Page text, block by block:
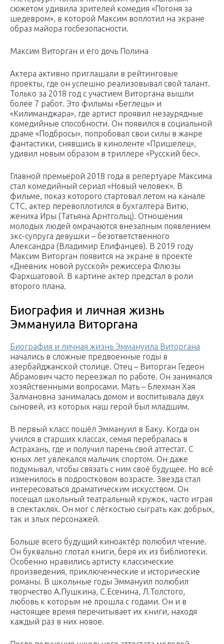
сюжетом удивила зрителей комедия «Погоня за
шедевром», в которой Максим воплотил на экране
образ майора госбезопасности.
Максим Виторган и его дочь Полина
Актера активно приглашали в рейтинговые
проекты, где он успешно реализовывал свой талант.
Только за 2018 год с участием Виторгана вышли
более 7 работ. Это фильмы «Беглецы» и
«Килиманджара», где артист проявил незаурядные
комедийные способности. Он появился в социальной
драме «Подбросы», попробовал свои силы в жанре
фантастики, снявшись в киноленте «Пришелец»,
удивил новым образом в триллере «Русский бес».
Главной премьерой 2018 года в репертуаре Максима
стал комедийный сериал «Новый человек». В
фильме, показ которого стартовал летом на канале
СТС, актер перевоплотился в бухгалтера Витю,
жениха Иры (Татьяна Арнтгольц). Отношения
молодых людей омрачаются внезапным появлением
экс-супруга девушки – безответственного
Александра (Владимир Епифанцев). В 2019 году
Максим Виторган появится на экране в проекте
«Дневник новой русской» режиссера Флюзы
Фархшатовой. В картине актер предстал в роли
второго плана.
Биография и личная жизнь
Эммануила Виторгана
Биография и личная жизнь Эммануила Виторгана
начались в сложные предвоенные годы в
азербайджанской столице. Отец – Виторган Гедеон
Абрамович часто переезжал по работе. Он занимался
хозяйственными вопросами. Мать – Блехман Хая
Залмановна занималась домом и воспитывала двух
сыновей, из которых наш герой был младшим.
В первый класс пошёл Эммануил в Баку. Когда он
учился в старших классах, семья перебралась в
Астрахань, где и получил парень свой аттестат. С
юных лет увлекался мальчик спортом. Он даже
подумывал, чтобы связать с ним своё будущее. Но всё
изменилось в подростковом возрасте. Звезда стал
интересоваться драматическим искусством. Он
посещал школьный театральный кружок, часто играя
в спектаклях. Он мог с лёгкостью сыграть как добрых,
так и злых персонажей.
Больше всего будущий киноактёр полюбил чтение.
Он буквально глотал книги, беря их из библиотеки.
Особенно нравились артисту классические
произведения, приключенческие и исторические
романы. В школьные годы Эммануил полюбил
творчество А.Пушкина, С.Есенина, Л.Толстого,
любовь к которым не прошла с годами. Он и в
настоящее время перечитывает их книги, находя
каждый раз в них новое.